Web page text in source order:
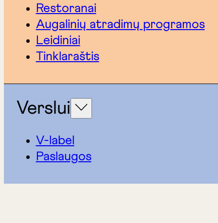
Restoranai
Augalinių atradimų programos
Leidiniai
Tinklaraštis
Verslui
V-label
Paslaugos